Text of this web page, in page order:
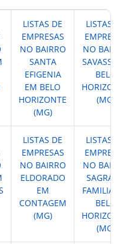
LISTAS DE
EMPRESAS
NO BAIRRO
SANTA
EFIGENIA
EM BELO
HORIZONTE
(MG)
LISTAS
NO
SAVASSI
BELO
(MG)
LISTAS DE
EMPRESAS
NO BAIRRO
ELDORADO
EM
CONTAGEM
(MG)
LISTAS
NO
FAMILIA
BELO
(MG)